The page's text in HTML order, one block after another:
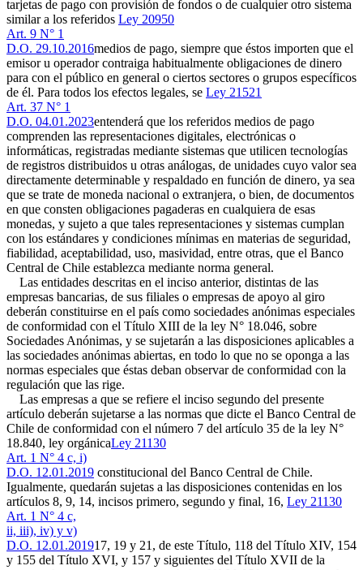
tarjetas de pago con provisión de fondos o de cualquier otro sistema
similar a los referidos Ley 20950
Art. 9 N° 1
D.O. 29.10.2016medios de pago, siempre que éstos importen que el
emisor u operador contraiga habitualmente obligaciones de dinero
para con el público en general o ciertos sectores o grupos específicos
de él. Para todos los efectos legales, se Ley 21521
Art. 37 N° 1
D.O. 04.01.2023entenderá que los referidos medios de pago
comprenden las representaciones digitales, electrónicas o
informáticas, registradas mediante sistemas que utilicen tecnologías
de registros distribuidos u otras análogas, de unidades cuyo valor sea
directamente determinable y respaldado en función de dinero, ya sea
que se trate de moneda nacional o extranjera, o bien, de documentos
en que consten obligaciones pagaderas en cualquiera de esas
monedas, y sujeto a que tales representaciones y sistemas cumplan
con los estándares y condiciones mínimas en materias de seguridad,
fiabilidad, aceptabilidad, uso, masividad, entre otras, que el Banco
Central de Chile establezca mediante norma general.
Las entidades descritas en el inciso anterior, distintas de las
empresas bancarias, de sus filiales o empresas de apoyo al giro
deberán constituirse en el país como sociedades anónimas especiales
de conformidad con el Título XIII de la ley N° 18.046, sobre
Sociedades Anónimas, y se sujetarán a las disposiciones aplicables a
las sociedades anónimas abiertas, en todo lo que no se oponga a las
normas especiales que éstas deban observar de conformidad con la
regulación que las rige.
Las empresas a que se refiere el inciso segundo del presente
artículo deberán sujetarse a las normas que dicte el Banco Central de
Chile de conformidad con el número 7 del artículo 35 de la ley N°
18.840, ley orgánicaLey 21130
Art. 1 N° 4 c, i)
D.O. 12.01.2019 constitucional del Banco Central de Chile.
Igualmente, quedarán sujetas a las disposiciones contenidas en los
artículos 8, 9, 14, incisos primero, segundo y final, 16, Ley 21130
Art. 1 N° 4 c,
ii, iii), iv) y v)
D.O. 12.01.201917, 19 y 21, de este Título, 118 del Título XIV, 154
y 155 del Título XVI, y 157 y siguientes del Título XVII de la